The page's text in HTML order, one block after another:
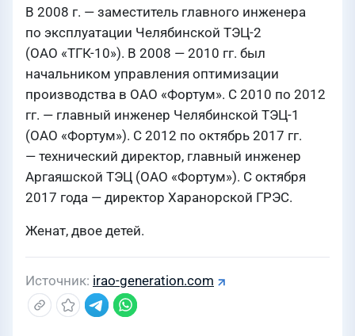
В 2008 г. — заместитель главного инженера
по эксплуатации Челябинской ТЭЦ-2
(ОАО «ТГК-10»). В 2008 — 2010 гг. был
начальником управления оптимизации
производства в ОАО «Фортум». С 2010 по 2012
гг. — главный инженер Челябинской ТЭЦ-1
(ОАО «Фортум»). С 2012 по октябрь 2017 гг.
— технический директор, главный инженер
Аргаяшской ТЭЦ (ОАО «Фортум»). С октября
2017 года — директор Харанорской ГРЭС.
Женат, двое детей.
Источник irao-generation.com